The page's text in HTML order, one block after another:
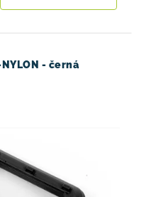
NYLON - černá